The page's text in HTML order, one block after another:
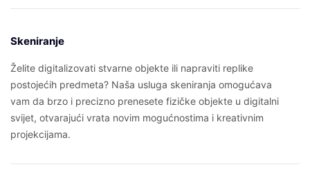
Skeniranje
Želite digitalizovati stvarne objekte ili napraviti replike
postojećih predmeta? Naša usluga skeniranja omogućava
vam da brzo i precizno prenesete fizičke objekte u digitalni
svijet, otvarajući vrata novim mogućnostima i kreativnim
projekcijama.